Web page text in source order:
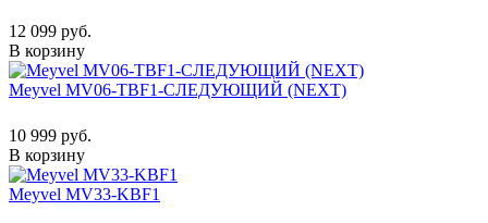
12 099 руб.
В корзину
Meyvel MV06-TBF1-СЛЕДУЮЩИЙ (NEXT)
10 999 руб.
В корзину
Meyvel MV33-KBF1